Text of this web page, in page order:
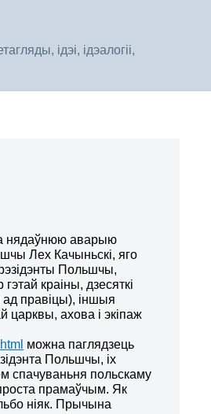
ідэі, ідэалогіі,
нядаўнюю аварыю
Лех Качыньскі, яго
Польшчы,
краіны, дзесяткі
правіцы), іншыя
царквы, ахова і экіпаж
можна паглядзець
Польшчы, іх
спачуваньня польскаму
прамаўчым. Як
ніяк. Прычына